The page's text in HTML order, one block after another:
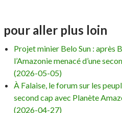
pour aller plus loin
Projet minier Belo Sun : après
l’Amazonie menacé d’une
(2026-05-05)
À Falaise, le forum sur les
second cap avec Planète
(2026-04-27)